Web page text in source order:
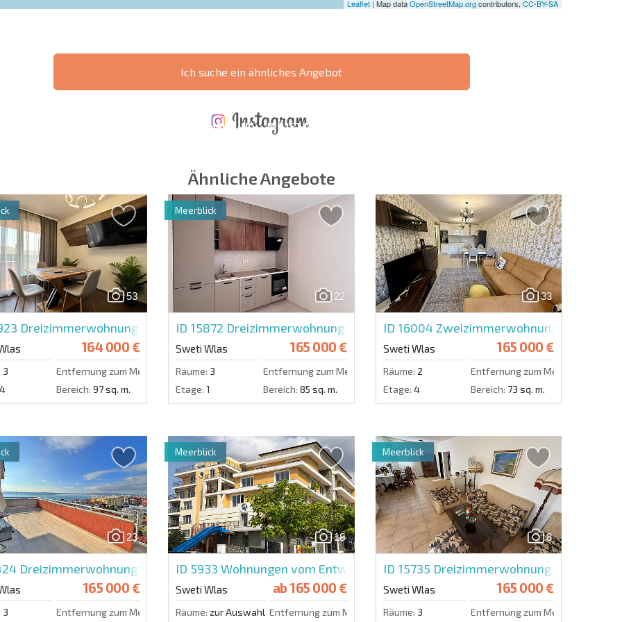
Leaflet | Map dataOpenStreetMap.orgcontributors, CC-BY-SA
Ich suche ein ähnliches Angebot
Felder
Newsletter abonnieren | Durch Anklicken des Buttons stimmen Sie der
Nutzung Ihrer Daten zu.
Eine Nachricht schicken
INSTANDHALTUNG
WO IST DIE 6%-
Ähnliche Angebote
53
Dreizimmerwohnung in Freedom
164 000 €
3 Entfernung zum Meer:
900 m.
4 Bereich: 97 sq. m.
22
ID 15872 Dreizimmerwohnung in Dolce Vita 1
Sweti Wlas 165 000 €
Räume: 3 Entfernung zum Meer:
50 m.
Etage: 1 Bereich: 85 sq. m.
Meerblick
33
ID 16004 Zweizimmerwohnung in Arena 1
Sweti Wlas 165 000 €
Räume: 2 Entfernung zum Meer:
Etage: 4 Bereich: 73 sq. m.
23
Dreizimmerwohnung in Lazur 5
165 000 €
3 Entfernung zum Meer: 150 m.
18
ID 5933Wohnungen vom Entwickler in Grand Villa
Sweti Wlas ab165 000 €
Räume: zur Auswahl Entfernung zum Meer: 300 m.
Meerblick
8
ID 15735 Dreizimmerwohnung in Sun
Sweti Wlas 165 000 €
Räume: 3 Entfernung zum Meer:
Meerblick